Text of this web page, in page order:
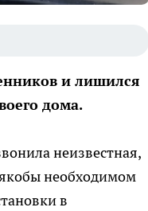
и лишился
дома.
неизвестная,
необходимом
в